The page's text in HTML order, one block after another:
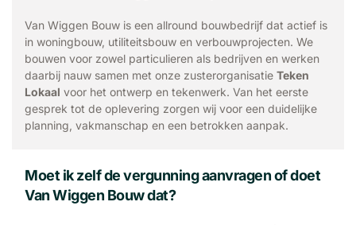
Van Wiggen Bouw is een allround bouwbedrijf dat actief is
in woningbouw, utiliteitsbouw en verbouwprojecten. We
bouwen voor zowel particulieren als bedrijven en werken
daarbij nauw samen met onze zusterorganisatie Teken
Lokaal voor het ontwerp en tekenwerk. Van het eerste
gesprek tot de oplevering zorgen wij voor een duidelijke
planning, vakmanschap en een betrokken aanpak.
Moet ik zelf de vergunning aanvragen of doet
Van Wiggen Bouw dat?